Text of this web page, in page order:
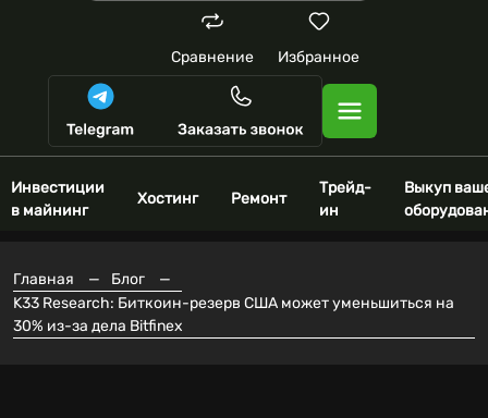
Сравнение Избранное
Инвестиции
в майнинг
Хостинг Ремонт
Трейд-
ин
Выкуп
Главная — Блог
—
K33 Research: Биткоин-резерв США может уменьшиться на
30% из-за дела Bitfinex